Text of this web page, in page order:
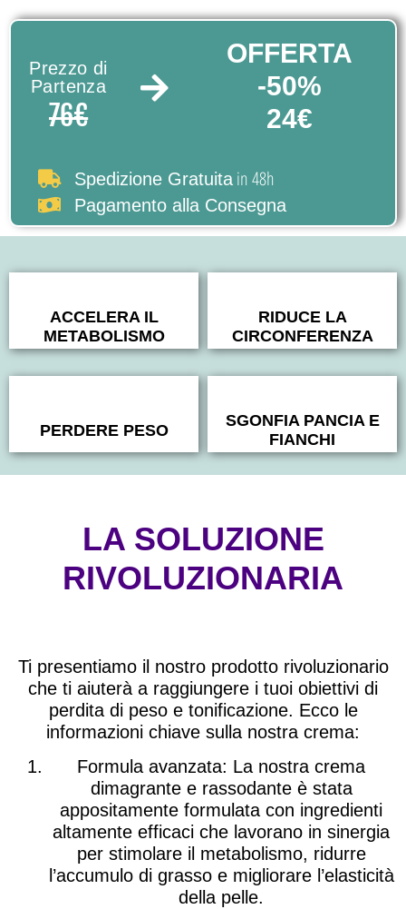
Prezzo di
Partenza
76€
OFFERTA
-50%
24€
Spedizione Gratuita in 48h
Pagamento alla Consegna
ACCELERA IL
METABOLISMO
RIDUCE LA
CIRCONFERENZA
PERDERE PESO
SGONFIA PANCIA E
FIANCHI
LA SOLUZIONE
RIVOLUZIONARIA
Ti presentiamo il nostro prodotto rivoluzionario
che ti aiuterà a raggiungere i tuoi obiettivi di
perdita di peso e tonificazione. Ecco le
informazioni chiave sulla nostra crema:
Formula avanzata: La nostra crema
dimagrante e rassodante è stata
appositamente formulata con ingredienti
altamente efficaci che lavorano in sinergia
per stimolare il metabolismo, ridurre
l’accumulo di grasso e migliorare l’elasticità
della pelle.